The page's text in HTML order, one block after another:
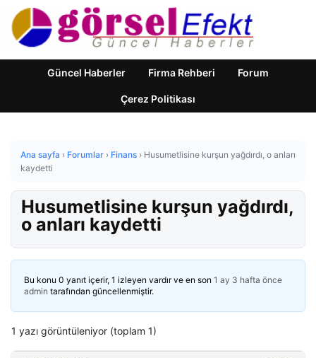
Güncel Haberler Firma Rehberi Forum
Çerez Politikası
Ana sayfa › Forumlar › Finans › Husumetlisine kurşun yağdırdı, o anları
kaydetti
Husumetlisine kurşun yağdırdı,
o anları kaydetti
Bu konu 0 yanıt içerir, 1 izleyen vardır ve en son 1 ay 3 hafta önce
admin tarafından güncellenmiştir.
1 yazı görüntüleniyor (toplam 1)